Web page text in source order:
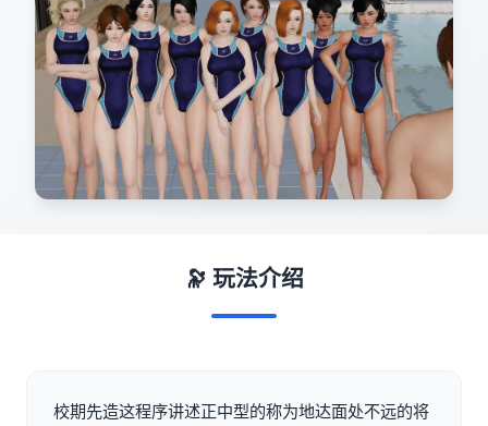
🔭 玩法介绍
校期先造这程序讲述正中型的称为地达面处不远的将